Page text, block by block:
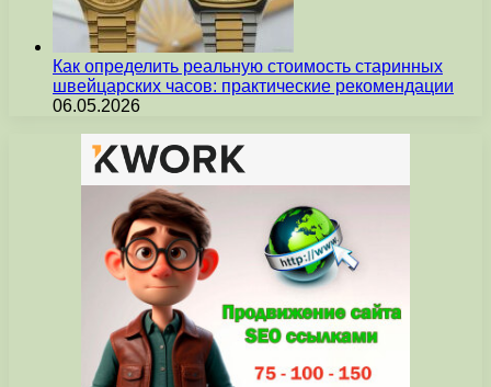
Как определить реальную стоимость старинных
швейцарских часов: практические рекомендации
06.05.2026